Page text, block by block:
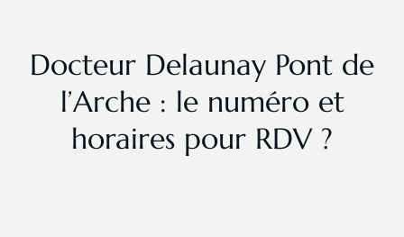
Docteur Delaunay Pont de
l’Arche : le numéro et
horaires pour RDV ?